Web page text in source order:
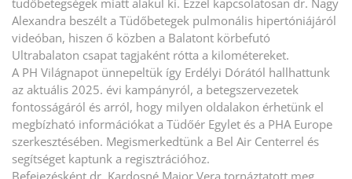
Alexandra beszélt a Tüdőbetegek pulmonális hipertóniájáról
videóban, hiszen ő közben a Balatont körbefutó
Ultrabalaton csapat tagjaként rótta a kilométereket.
A PH Világnapot ünnepeltük így Erdélyi Dórától hallhattunk
az aktuális 2025. évi kampányról, a betegszervezetek
fontosságáról és arról, hogy milyen oldalakon érhetünk el
megbízható információkat a Tüdőér Egylet és a PHA Europe
szerkesztésében. Megismerkedtünk a Bel Air Centerrel és
segítséget kaptunk a regisztrációhoz.
Befejezésként dr. Kardosné Major Vera tornáztatott meg